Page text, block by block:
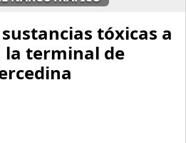
tóxicas a
la terminal de